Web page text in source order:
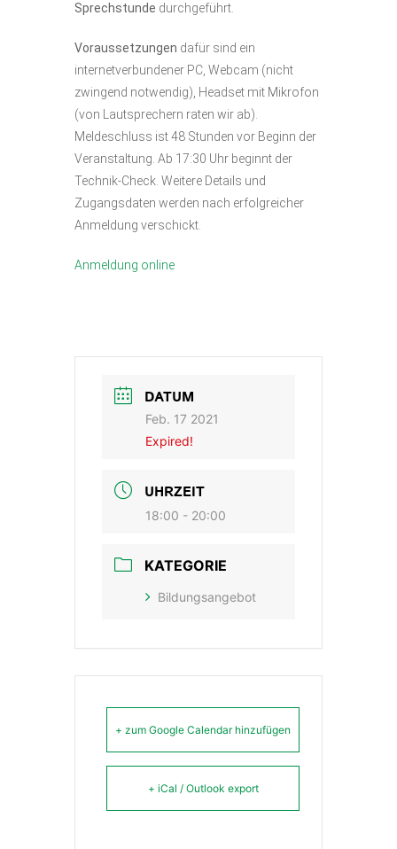
Sprechstunde durchgeführt.
Voraussetzungen dafür sind ein
internetverbundener PC, Webcam (nicht
zwingend notwendig), Headset mit Mikrofon
(von Lautsprechern raten wir ab).
Meldeschluss ist 48 Stunden vor Beginn der
Veranstaltung. Ab 17:30 Uhr beginnt der
Technik-Check. Weitere Details und
Zugangsdaten werden nach erfolgreicher
Anmeldung verschickt.
Anmeldung online
DATUM
Feb. 17 2021
Expired!
UHRZEIT
18:00 - 20:00
KATEGORIE
Bildungsangebot
+ zum Google Calendar hinzufügen
+ iCal / Outlook export